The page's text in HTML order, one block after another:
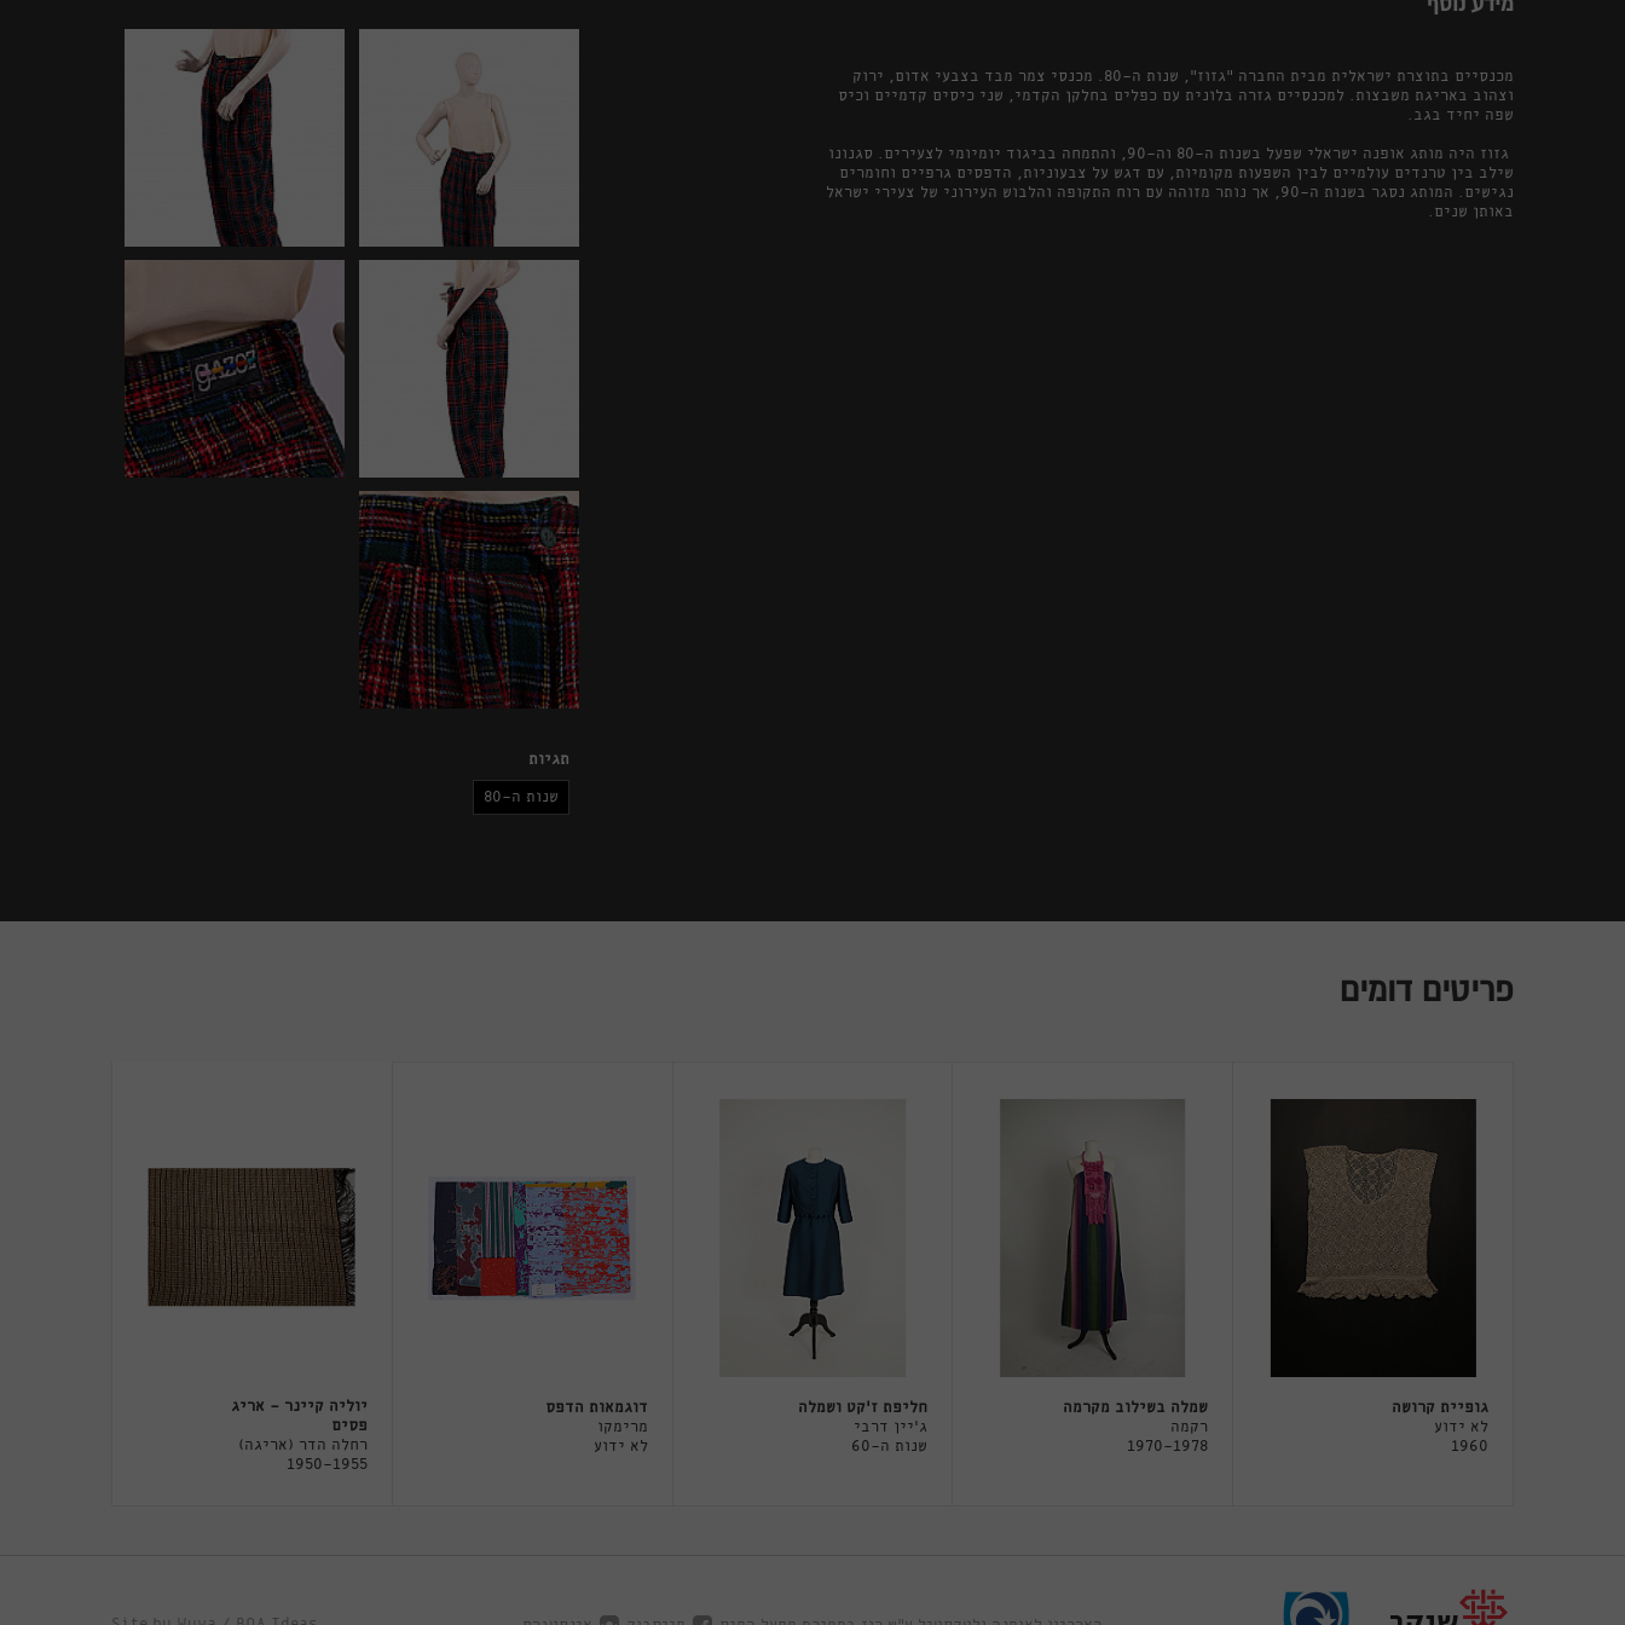
מכנסיים בתוצרת ישראלית מבית החברה "גזוז", שנות ה-80. מכנסי צמר מבד בצבעי אדום, ירוק
וצהוב באריגת משבצות. למכנסיים גזרה בלונית עם כפלים בחלקן הקדמי, שני כיסים קדמיים וכיס
שפה יחיד בגב.
גזוז היה מותג אופנה ישראלי שפעל בשנות ה־80 וה־90, והתמחה בביגוד יומיומי לצעירים. סגנונו
שילב בין טרנדים עולמיים לבין השפעות מקומיות, עם דגש על צבעוניות, הדפסים גרפיים וחומרים
נגישים. המותג נסגר בשנות ה־90, אך נותר מזוהה עם רוח התקופה והלבוש העירוני של צעירי ישראל
באותן שנים.
תגיות
שנות ה-80
פריטים דומים
גופיית קרושה
לא ידוע
1960
שמלה בשילוב מקרמה
רקמה
1970-1978
חליפת ז׳קט ושמלה
ג׳יין דרבי
שנות ה-60
דוגמאות הדפס
מרימקו
לא ידוע
יוליה קיינר - אריג
פסים
רחלה הדר (אריגה)
1950-1955